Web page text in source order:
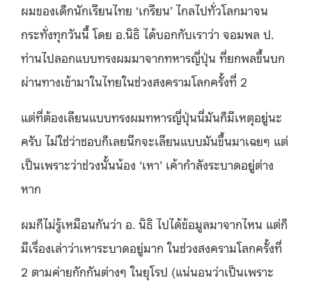
ผมของเด็กนักเรียนไทย ‘เกรียน’ ไกลไปทั่วโลกมาจน
กระทั่งทุกวันนี้ โดย อ.นิธิ ได้บอกกับเราว่า จอมพล ป.
ท่านไปลอกแบบทรงผมมาจากทหารญี่ปุ่น ที่ยกพลขึ้นบก
ผ่านทางเข้ามาในไทยในช่วงสงครามโลกครั้งที่ 2
แต่ที่ต้องเลียนแบบทรงผมทหารญี่ปุ่นนี่มันก็มีเหตุอยู่นะ
ครับ ไม่ใช่ว่าชอบก็เลยนึกจะเลียนแบบมันขึ้นมาเฉยๆ แต่
เป็นเพราะว่าช่วงนั้นน้อง ‘เหา’ เค้ากำลังระบาดอยู่ต่าง
หาก
ผมก็ไม่รู้เหมือนกันว่า อ. นิธิ ไปได้ข้อมูลมาจากไหน แต่ก็
มีเรื่องเล่าว่าเหาระบาดอยู่มาก ในช่วงสงครามโลกครั้งที่
2 ตามค่ายกักกันต่างๆ ในยุโรป (แน่นอนว่าเป็นเพราะ